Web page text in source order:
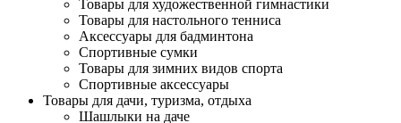
Товары для художественной гимнастики
Товары для настольного тенниса
Аксессуары для бадминтона
Спортивные сумки
Товары для зимних видов спорта
Спортивные аксессуары
Товары для дачи, туризма, отдыха
Шашлыки на даче